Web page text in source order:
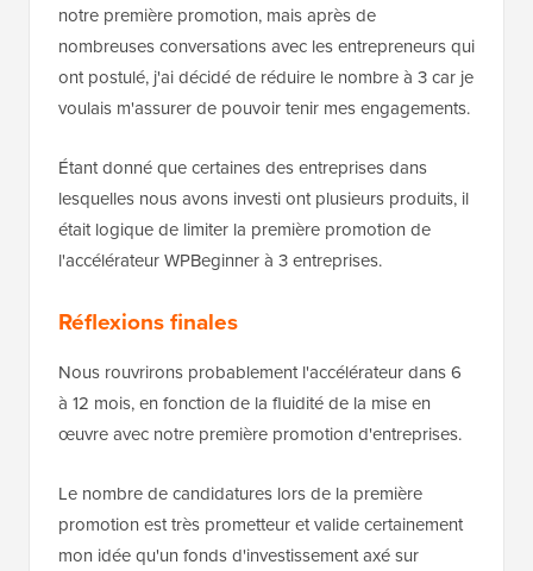
notre première promotion, mais après de
nombreuses conversations avec les entrepreneurs qui
ont postulé, j'ai décidé de réduire le nombre à 3 car je
voulais m'assurer de pouvoir tenir mes engagements.
Étant donné que certaines des entreprises dans
lesquelles nous avons investi ont plusieurs produits, il
était logique de limiter la première promotion de
l'accélérateur WPBeginner à 3 entreprises.
Réflexions finales
Nous rouvrirons probablement l'accélérateur dans 6
à 12 mois, en fonction de la fluidité de la mise en
œuvre avec notre première promotion d'entreprises.
Le nombre de candidatures lors de la première
promotion est très prometteur et valide certainement
mon idée qu'un fonds d'investissement axé sur